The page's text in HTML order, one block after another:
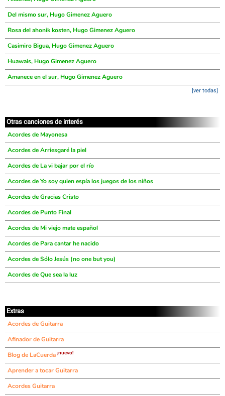
Del mismo sur, Hugo Gimenez Aguero
Rosa del ahonik kosten, Hugo Gimenez Aguero
Casimiro Bigua, Hugo Gimenez Aguero
Huawais, Hugo Gimenez Aguero
Amanece en el sur, Hugo Gimenez Aguero
[ver todas]
Otras canciones de interés
Acordes de Mayonesa
Acordes de Arriesgaré la piel
Acordes de La vi bajar por el río
Acordes de Yo soy quien espía los juegos de los niños
Acordes de Gracias Cristo
Acordes de Punto Final
Acordes de Mi viejo mate español
Acordes de Para cantar he nacido
Acordes de Sólo Jesús (no one but you)
Acordes de Que sea la luz
Extras
Acordes de Guitarra
Afinador de Guitarra
Blog de LaCuerda ¡nuevo!
Aprender a tocar Guitarra
Acordes Guitarra